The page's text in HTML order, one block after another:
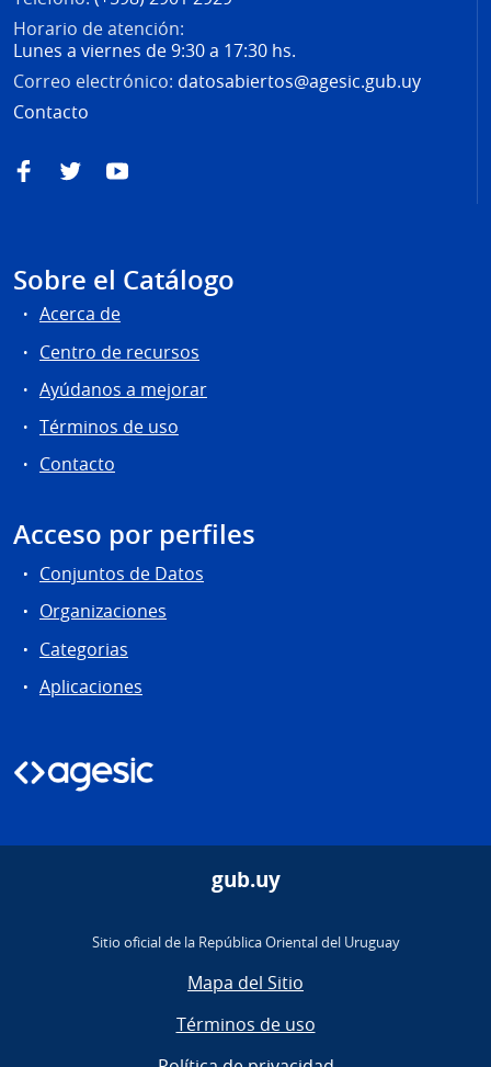
Horario de atención:
Lunes a viernes de 9:30 a 17:30 hs.
Correo electrónico: datosabiertos@agesic.gub.uy
Contacto
FacebookTwitterYouTube
Sobre el Catálogo
Acerca de
Centro de recursos
Ayúdanos a mejorar
Términos de uso
Contacto
Acceso por perfiles
Conjuntos de Datos
Organizaciones
Categorias
Aplicaciones
gub.uy
Sitio oficial de la República Oriental del Uruguay
Mapa del Sitio
Términos de uso